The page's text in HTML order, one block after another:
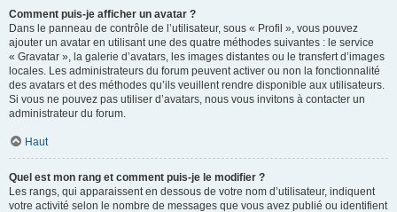
Comment puis-je afficher un avatar ?
Dans le panneau de contrôle de l’utilisateur, sous « Profil », vous pouvez
ajouter un avatar en utilisant une des quatre méthodes suivantes : le service
« Gravatar », la galerie d’avatars, les images distantes ou le transfert d’images
locales. Les administrateurs du forum peuvent activer ou non la fonctionnalité
des avatars et des méthodes qu’ils veuillent rendre disponible aux utilisateurs.
Si vous ne pouvez pas utiliser d’avatars, nous vous invitons à contacter un
administrateur du forum.
Haut
Quel est mon rang et comment puis-je le modifier ?
Les rangs, qui apparaissent en dessous de votre nom d’utilisateur, indiquent
votre activité selon le nombre de messages que vous avez publié ou identifient